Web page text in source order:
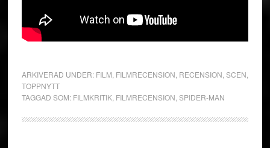
ARKIVERAD UNDER: FILM FILMRECENSION RECENSION SCEN
TOPPNYTT
TAGGAD SOM: FILMKRITIK, FILMRECENSION SPIDER-MAN